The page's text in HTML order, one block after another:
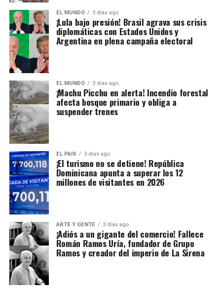
EL MUNDO 3 días ago
¡Lula bajo presión! Brasil agrava sus crisis
diplomáticas con Estados Unidos y
Argentina en plena campaña electoral
EL MUNDO 3 días ago
¡Machu Picchu en alerta! Incendio forestal
afecta bosque primario y obliga a
suspender trenes
EL PAIS 3 días ago
¡El turismo no se detiene! República
Dominicana apunta a superar los 12
millones de visitantes en 2026
ARTE Y GENTE 3 días ago
¡Adiós a un gigante del comercio! Fallece
Román Ramos Uría, fundador de Grupo
Ramos y creador del imperio de La Sirena